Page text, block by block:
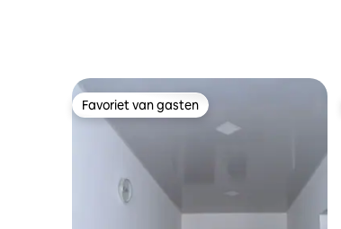
Favoriet van gasten
Favoriet van gasten